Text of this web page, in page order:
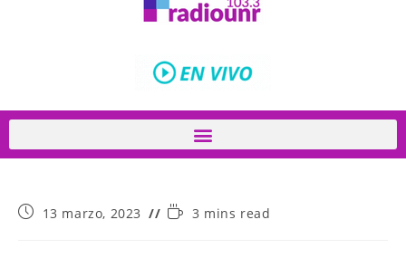
13 marzo, 2023 3 mins read